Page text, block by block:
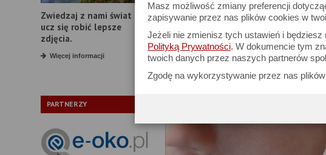
Masz możliwość zmiany preferencji
zapisywanie przez nas plików cookies w
Jeżeli nie zmienisz tych ustawień i
Polityką Prywatności. W dokumencie tym
twoich danych przez naszych partnerów
Zgodę na wykorzystywanie przez nas
Zwiedzaj z nami świat i
ucz się robić lepsze
zdjęcia.
Więcej informacji
PARTNERZY